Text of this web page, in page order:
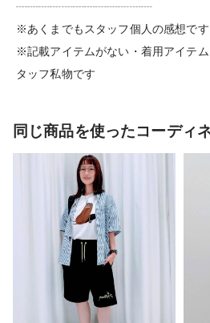
┈┈┈┈┈┈┈┈┈┈┈┈
※あくまでもスタッフ個人の感想です
※記載アイテムがない・着用アイテ
タッフ私物です
同じ商品を使ったコーディ